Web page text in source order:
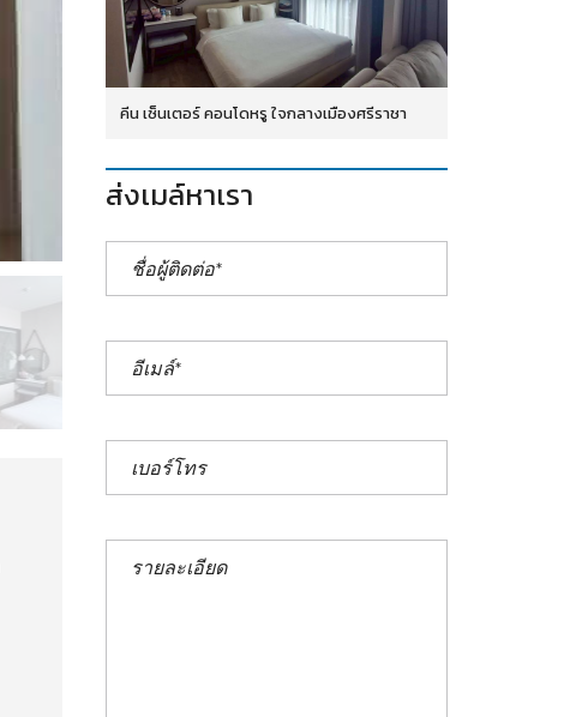
คีน เซ็นเตอร์ คอนโดหรู ใจกลางเมืองศรีราชา
ส่งเมล์หาเรา